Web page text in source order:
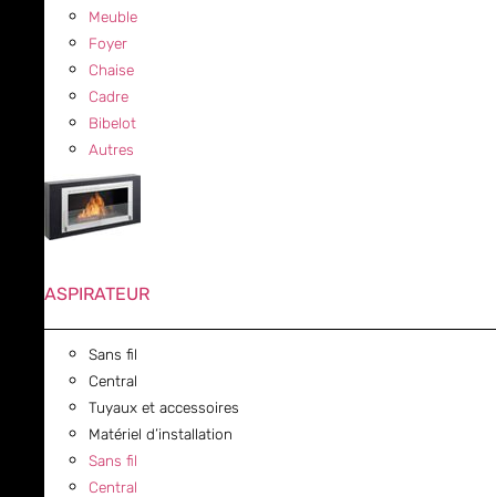
Meuble
Foyer
Chaise
Cadre
Bibelot
Autres
ASPIRATEUR
Sans fil
Central
Tuyaux et accessoires
Matériel d’installation
Sans fil
Central